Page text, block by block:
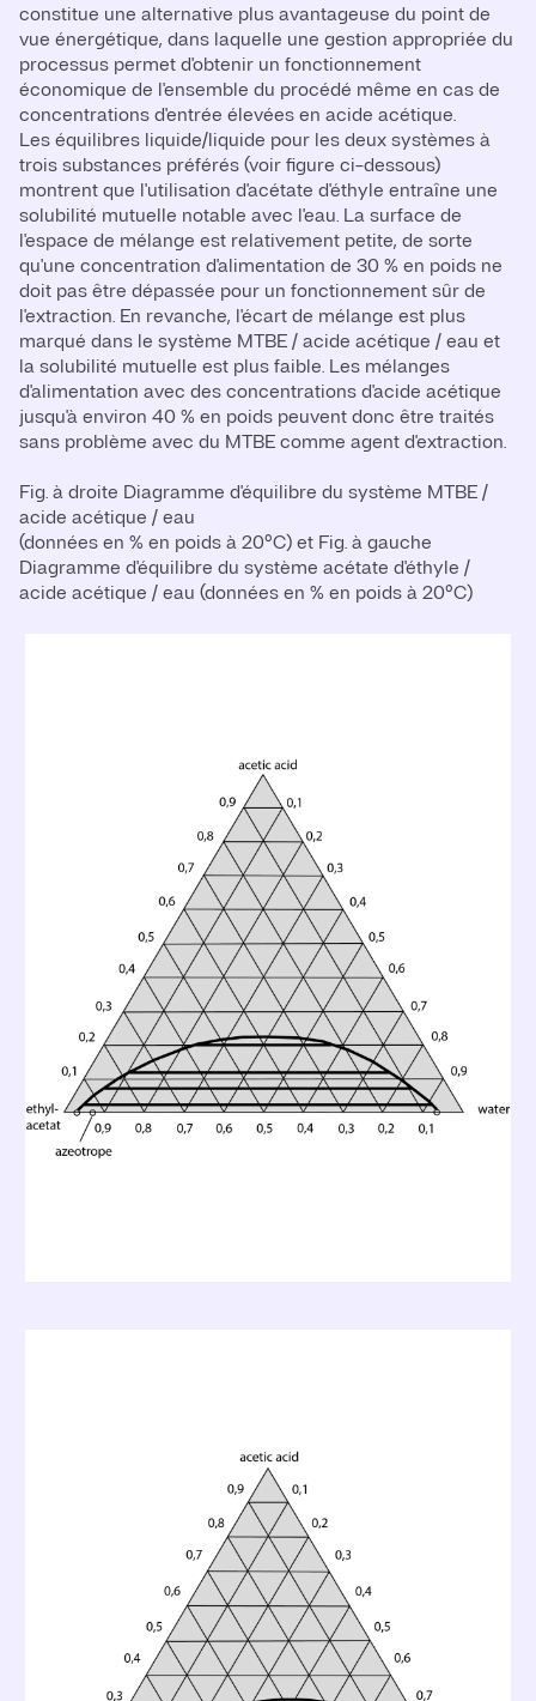
constitue une alternative plus avantageuse du point de
vue énergétique, dans laquelle une gestion appropriée du
processus permet d'obtenir un fonctionnement
économique de l'ensemble du procédé même en cas de
concentrations d'entrée élevées en acide acétique.
Les équilibres liquide/liquide pour les deux systèmes à
trois substances préférés (voir figure ci-dessous)
montrent que l'utilisation d'acétate d'éthyle entraîne une
solubilité mutuelle notable avec l'eau. La surface de
l'espace de mélange est relativement petite, de sorte
qu'une concentration d'alimentation de 30 % en poids ne
doit pas être dépassée pour un fonctionnement sûr de
l'extraction. En revanche, l'écart de mélange est plus
marqué dans le système MTBE / acide acétique / eau et
la solubilité mutuelle est plus faible. Les mélanges
d'alimentation avec des concentrations d'acide acétique
jusqu'à environ 40 % en poids peuvent donc être traités
sans problème avec du MTBE comme agent d'extraction.
Fig. à droite Diagramme d'équilibre du système MTBE /
acide acétique / eau
(données en % en poids à 20°C) et Fig. à gauche
Diagramme d'équilibre du système acétate d'éthyle /
acide acétique / eau (données en % en poids à 20°C)